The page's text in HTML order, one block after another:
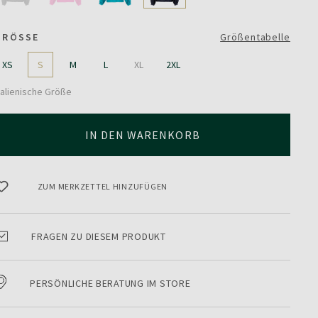
Größentabelle
XS S M L XL 2XL
Größe
IN DEN WARENKORB
ZUM MERKZETTEL HINZUFÜGEN
FRAGEN ZU DIESEM PRODUKT
PERSÖNLICHE BERATUNG IM STORE